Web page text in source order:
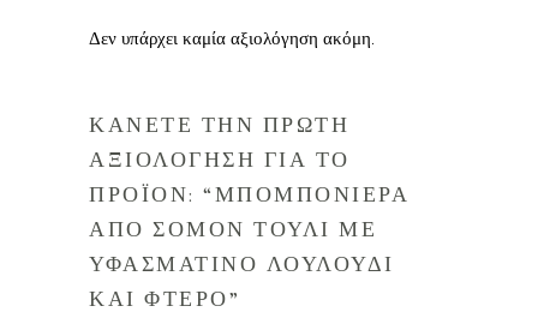
Δεν υπάρχει καμία αξιολόγηση ακόμη.
ΚΑΝΕΤΕ ΤΗΝ ΠΡΩΤΗ
ΑΞΙΟΛΟΓΗΣΗ ΓΙΑ ΤΟ
ΠΡΟΪΟΝ: “ΜΠΟΜΠΟΝΙΕΡΑ
ΑΠΟ ΣΟΜΟΝ ΤΟΥΛΙ ΜΕ
ΥΦΑΣΜΑΤΙΝΟ ΛΟΥΛΟΥΔΙ
ΚΑΙ ΦΤΕΡΟ”